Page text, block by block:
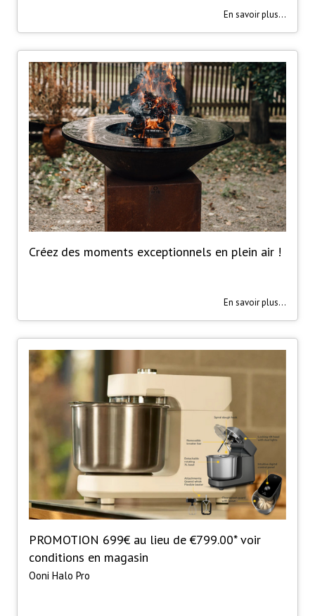
En savoir plus...
Créez des moments exceptionnels en plein air !
En savoir plus...
PROMOTION 699€ au lieu de €799.00* voir
conditions en magasin
Ooni Halo Pro